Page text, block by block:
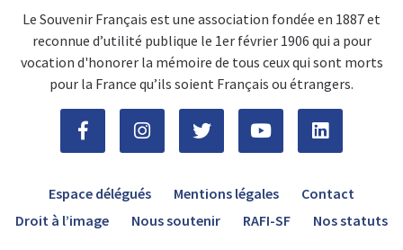
Le Souvenir Français est une association fondée en 1887 et
reconnue d’utilité publique le 1er février 1906 qui a pour
vocation d'honorer la mémoire de tous ceux qui sont morts
pour la France qu’ils soient Français ou étrangers.
Espace délégués Mentions légales
Contact
Droit à l’image
Nous soutenir RAFI-SF Nos statuts